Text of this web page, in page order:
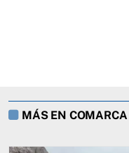
MÁS EN COMARCA